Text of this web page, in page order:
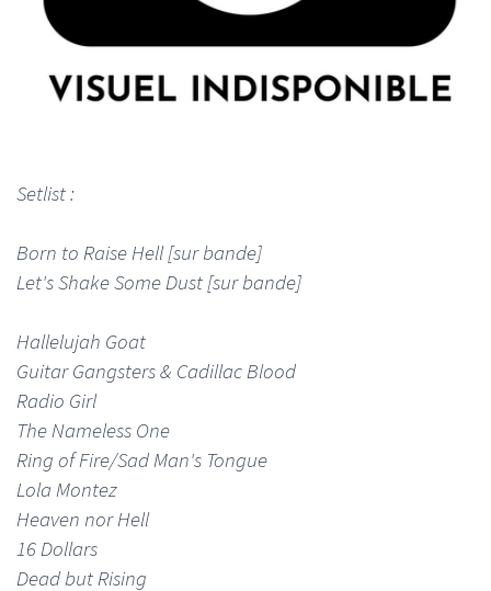
Setlist :
Born to Raise Hell [sur bande]
Let's Shake Some Dust [sur bande]
Hallelujah Goat
Guitar Gangsters & Cadillac Blood
Radio Girl
The Nameless One
Ring of Fire/Sad Man's Tongue
Lola Montez
Heaven nor Hell
16 Dollars
Dead but Rising